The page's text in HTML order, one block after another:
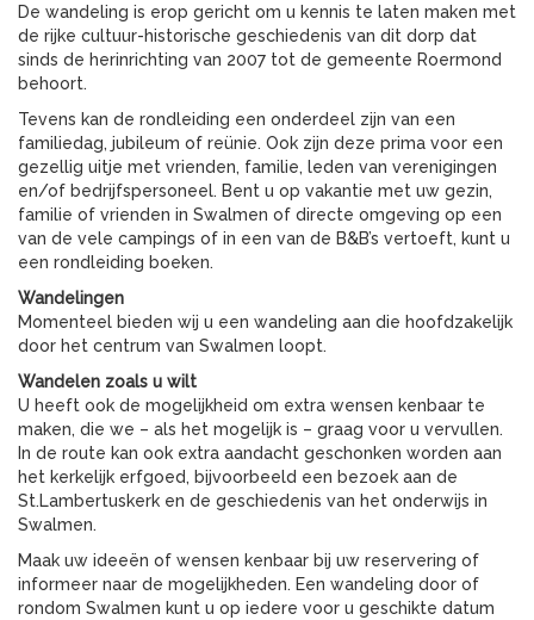
De wandeling is erop gericht om u kennis te laten maken met
de rijke cultuur-historische geschiedenis van dit dorp dat
sinds de herinrichting van 2007 tot de gemeente Roermond
behoort.
Tevens kan de rondleiding een onderdeel zijn van een
familiedag, jubileum of reünie. Ook zijn deze prima voor een
gezellig uitje met vrienden, familie, leden van verenigingen
en/of bedrijfspersoneel. Bent u op vakantie met uw gezin,
familie of vrienden in Swalmen of directe omgeving op een
van de vele campings of in een van de B&B’s vertoeft, kunt u
een rondleiding boeken.
Wandelingen
Momenteel bieden wij u een wandeling aan die hoofdzakelijk
door het centrum van Swalmen loopt.
Wandelen zoals u wilt
U heeft ook de mogelijkheid om extra wensen kenbaar te
maken, die we – als het mogelijk is – graag voor u vervullen.
In de route kan ook extra aandacht geschonken worden aan
het kerkelijk erfgoed, bijvoorbeeld een bezoek aan de
St.Lambertuskerk en de geschiedenis van het onderwijs in
Swalmen.
Maak uw ideeën of wensen kenbaar bij uw reservering of
informeer naar de mogelijkheden. Een wandeling door of
rondom Swalmen kunt u op iedere voor u geschikte datum